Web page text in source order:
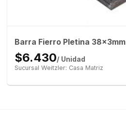
Barra Fierro Pletina 38x3mm
$6.430/ Unidad
Sucursal Weitzler: Casa Matriz